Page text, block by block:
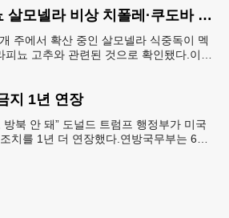
할라피뇨 살모넬라 비상 치폴레·쿠도바 긴급 회수
주에서 확산 중인 살모넬라 식중독이 멕
피뇨 고추와 관련된 것으로 확인됐다.이에
지 1년 연장
방북 안 돼” 도널드 트럼프 행정부가 미국
치를 1년 더 연장했다.연방국무부는 6일